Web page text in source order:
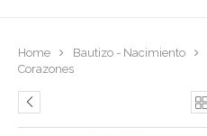
Home Bautizo - Nacimiento
Corazones